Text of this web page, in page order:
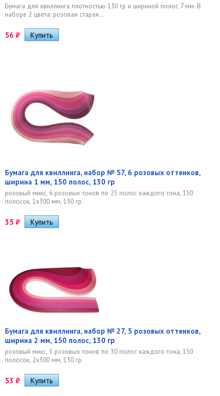
Бумага для квиллинга плотностью 130 гр и шириной полос 7 мм. В
наборе 2 цвета: розовая старая...
56 ₽
Бумага для квиллинга, набор № 57, 6 розовых оттенков,
ширина 1 мм, 150 полос, 130 гр
розовый микс, 6 розовых тонов по 25 полос каждого тона, 150
полосок, 1х300 мм, 130 гр.
35 ₽
Бумага для квиллинга, набор № 27, 5 розовых оттенков,
ширина 2 мм, 150 полос, 130 гр
розовый микс, 5 розовых тонов по 30 полос каждого тона, 150
полосок, 2х300 мм, 130 гр.
53 ₽